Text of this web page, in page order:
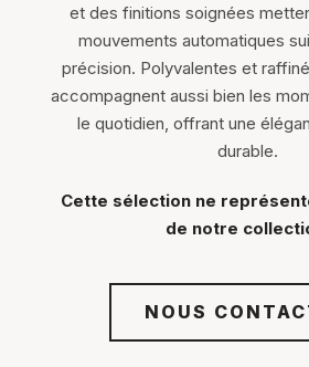
et des finitions soignées
mouvements automatiques
précision. Polyvalentes et
accompagnent aussi bien les
le quotidien, offrant une
durable.
Cette sélection ne
de notre
NOUS